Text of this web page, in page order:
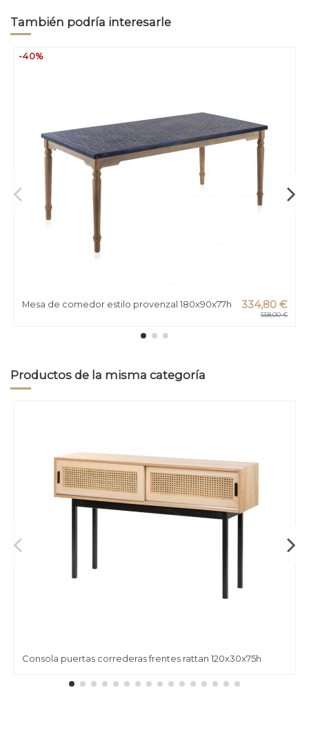
También podría interesarle
-40%
Mesa de comedor estilo provenzal 180x90x77h 334,80 €
558,00 €
Productos de la misma categoría
Consola puertas correderas frentes rattan 120x30x75h